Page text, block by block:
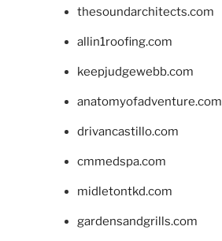
thesoundarchitects.com
allin1roofing.com
keepjudgewebb.com
anatomyofadventure.com
drivancastillo.com
cmmedspa.com
midletontkd.com
gardensandgrills.com